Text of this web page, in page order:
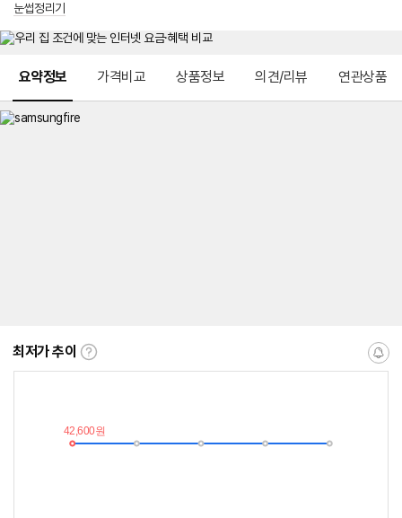
눈썹정리기
요약정보 가격비교 상품정보 의견/리뷰 연관상품
최저가 추이
최
이
란?
알